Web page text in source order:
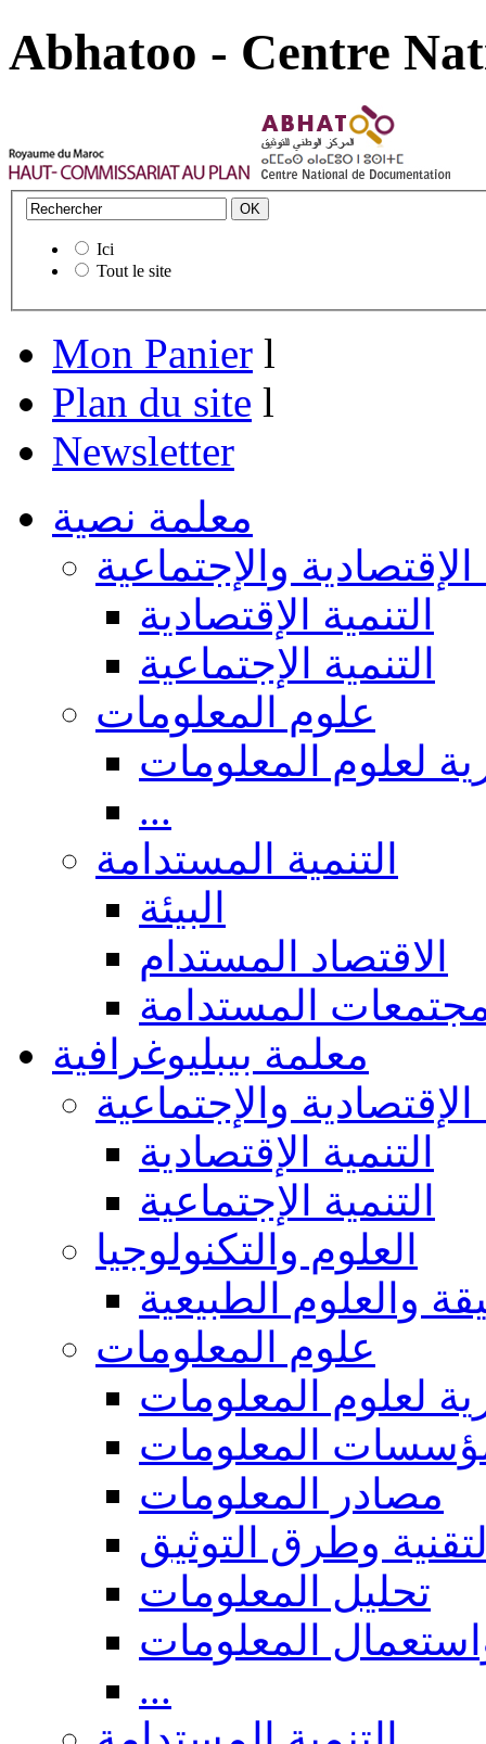
Abhatoo - Centre
Ici
Tout le site
Mon Panier l
Plan du site l
Newsletter
معلمة نصية
الإقتصادية والإجتماعية
التنمية الإقتصادية
التنمية الإجتماعية
علوم المعلومات
لعلوم المعلومات
...
التنمية المستدامة
البيئة
الاقتصاد المستدام
المستدامة
معلمة بيبليوغرافية
الإقتصادية والإجتماعية
التنمية الإقتصادية
التنمية الإجتماعية
العلوم والتكنولوجيا
والعلوم الطبيعية
علوم المعلومات
لعلوم المعلومات
المعلومات
مصادر المعلومات
وطرق التوثيق
تحليل المعلومات
المعلومات
...